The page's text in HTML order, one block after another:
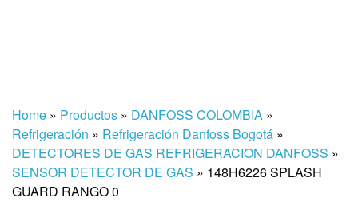
Home » Productos » DANFOSS COLOMBIA »
Refrigeración » Refrigeración Danfoss Bogotá »
DETECTORES DE GAS REFRIGERACION DANFOSS »
SENSOR DETECTOR DE GAS » 148H6226 SPLASH
GUARD RANGO 0